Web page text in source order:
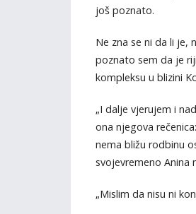
još poznato.
Ne zna se ni da li je,
poznato sem da je
kompleksu u blizini
„I dalje vjerujem i
ona njegova
nema bližu rodbinu
svojevremeno Anina
„Mislim da nisu ni